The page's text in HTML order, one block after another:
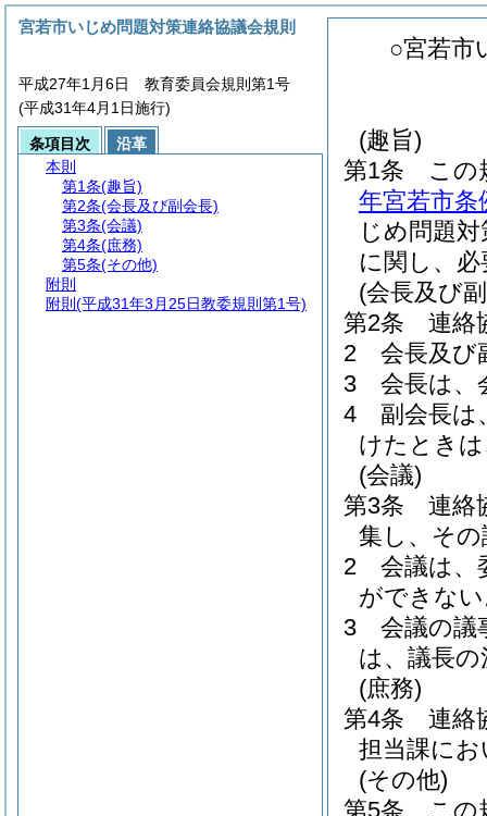
○宮若市
(趣旨)
第1条
この
年宮若市条
じめ問題
に関し、
(会長及び
第2条
連絡
2
会長及び
3
会長は、
4
副会長は
けたとき
(会議)
第3条
連絡
集し、そ
2
会議は、
ができな
3
会議の議
は、議長
(庶務)
第4条
連絡
担当課に
(その他)
第5条
この
宮若市いじめ問題対策連絡協議会規則
平成27年1月6日 教育委員会規則第1号
(平成31年4月1日施行)
条項目次
沿革
本則
第1条(趣旨)
第2条(会長及び副会長)
第3条(会議)
第4条(庶務)
第5条(その他)
附則
附則 (平成31年3月25日教委規則第1号)